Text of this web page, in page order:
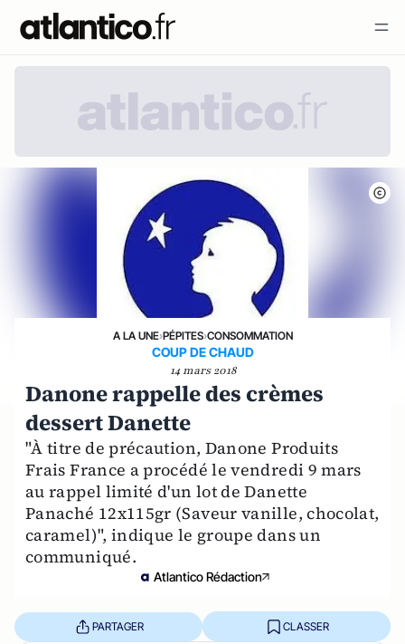
A LA UNE›PÉPITES›CONSOMMATION
COUP DE CHAUD
14 mars 2018
Danone rappelle des crèmes
dessert Danette
"À titre de précaution, Danone Produits
Frais France a procédé le vendredi 9 mars
au rappel limité d'un lot de Danette
Panaché 12x115gr (Saveur vanille, chocolat,
caramel)", indique le groupe dans un
communiqué.
Atlantico Rédaction
PARTAGER CLASSER